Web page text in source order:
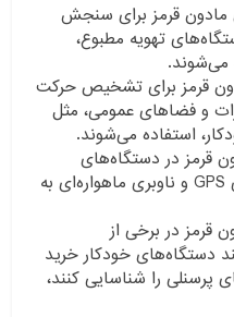
قرمز برای سنجش
تهویه مطبوع،
می‌شوند.
قرمز برای تشخیص حرکت
و فضاهای عمومی، مثل
استفاده می‌شوند.
قرمز در دستگاه‌های
ردیابی موقعیتی مانند گیرنده‌های GPS و ناوبری ماهواره‌ای به
در برخی از
دستگاه‌های خودکار خرید
پرسنلی را شناسایی کنند،